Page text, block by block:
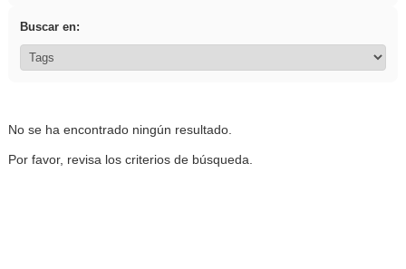
Buscar en:
No se ha encontrado ningún resultado.
Por favor, revisa los criterios de búsqueda.